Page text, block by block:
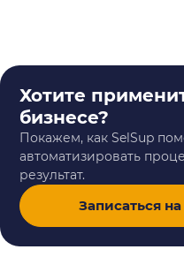
Хотите
бизнесе?
Покажем, как SelSup
автоматизировать
результат.
Записаться